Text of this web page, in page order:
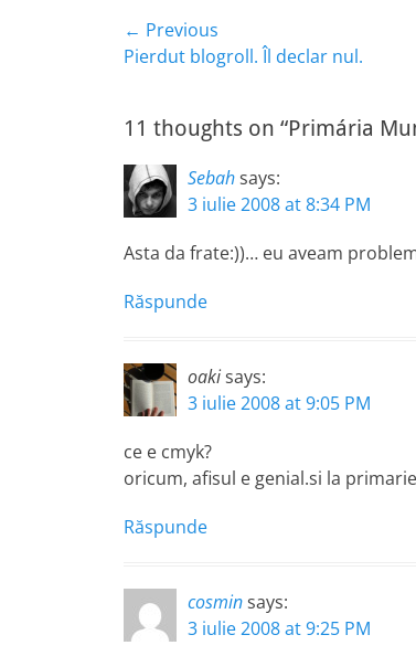
Navigare
în
articole
← Previous
Previous
Pierdut blogroll. Îl declar nul.
11 thoughts on “Primária
Sebahsays:
3 iulie 2008 at 8:34 PM
Asta da frate:))… eu aveam
Răspunde
oakisays:
3 iulie 2008 at 9:05 PM
ce e cmyk?
oricum, afisul e genial.si la
Răspunde
cosminsays:
3 iulie 2008 at 9:25 PM